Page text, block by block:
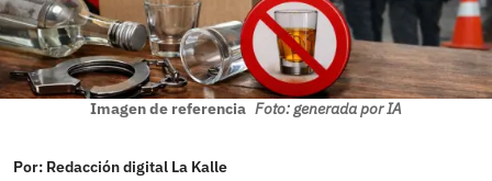
Imagen de referencia Foto: generada por IA
Por: Redacción digital La Kalle